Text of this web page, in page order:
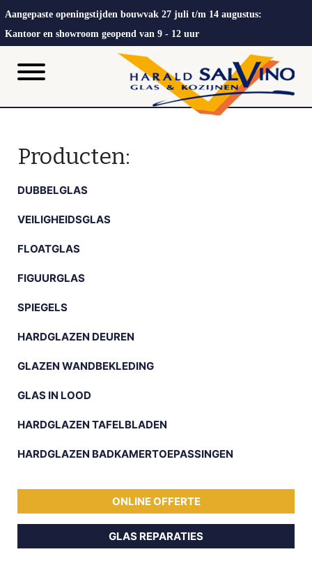
Aangepaste openingstijden bouwvak 27 juli t/m 14 augustus:
Kantoor en showroom geopend van 9 - 12 uur
Producten:
DUBBELGLAS
VEILIGHEIDSGLAS
FLOATGLAS
FIGUURGLAS
SPIEGELS
HARDGLAZEN DEUREN
GLAZEN WANDBEKLEDING
GLAS IN LOOD
HARDGLAZEN TAFELBLADEN
HARDGLAZEN BADKAMERTOEPASSINGEN
ONLINE OFFERTE
GLAS REPARATIES